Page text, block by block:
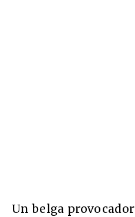
Un belga provocador